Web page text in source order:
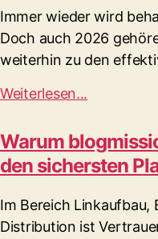
Immer wieder wird
Doch auch 2026
weiterhin zu den
Weiterlesen...
Warum
den sichersten
Im Bereich
Distribution ist